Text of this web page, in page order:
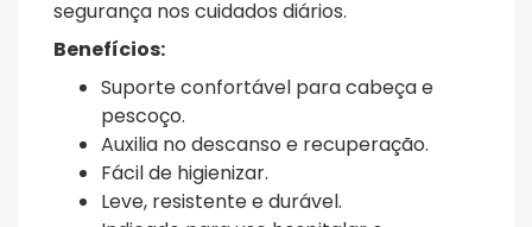
segurança nos cuidados diários.
Benefícios:
Suporte confortável para cabeça e
pescoço.
Auxilia no descanso e recuperação.
Fácil de higienizar.
Leve, resistente e durável.